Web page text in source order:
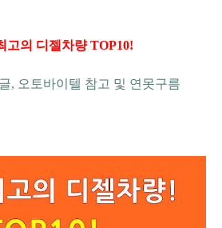
고의 디젤차량 TOP10!
글, 오토바이텔 참고 및 연못구름